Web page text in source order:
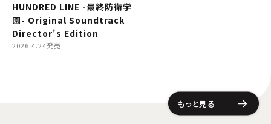
HUNDRED LINE -最終防衛学
園- Original Soundtrack
Director's Edition
2026.4.24発売
もっと見る